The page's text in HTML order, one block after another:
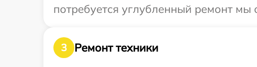
потребуется углубленный ремонт мы
3
Ремонт техники